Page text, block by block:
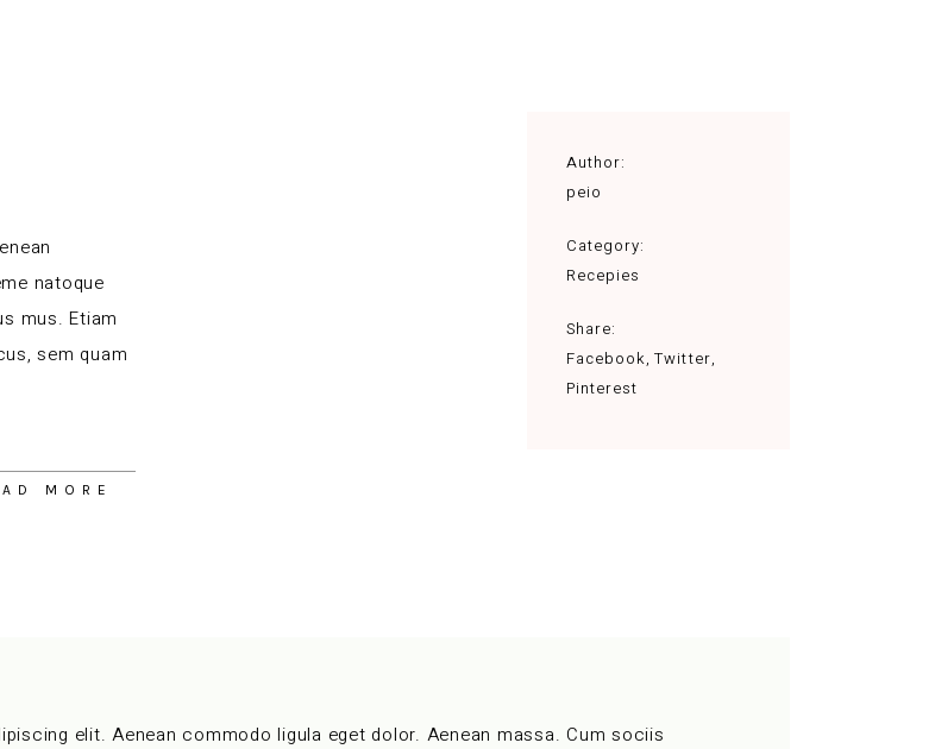
natoque
mus. Etiam
sem quam
MORE
Author:
peio
Category:
Recepies
Share:
Facebook Twitter
Pinterest
elit. Aenean commodo ligula eget dolor. Aenean massa. Cum sociis